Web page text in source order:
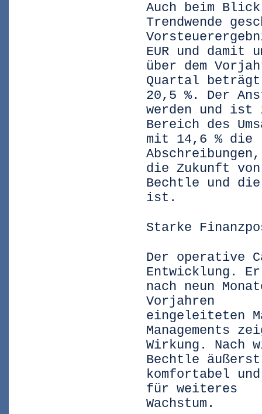
Auch beim
Trendwende
EUR und damit
über dem
Quartal beträgt
20,5 %. Der
werden und ist
Bereich des
mit 14,6 % die
die Zukunft von
Bechtle und
ist.
Starke
Der operative
Entwicklung.
nach neun
Vorjahren
eingeleiteten
Managements
Wirkung.
Bechtle äußerst
komfortabel
für weiteres
Wachstum.